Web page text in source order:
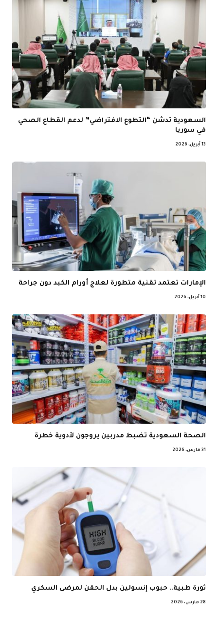
السعودية تدشن “التطوع الافتراضي” لدعم القطاع الصحي
في سوريا
13 أبريل، 2026
الإمارات تعتمد تقنية متطورة لعلاج أورام الكبد دون جراحة
10 أبريل، 2026
الصحة السعودية تضبط مدربين يروجون لأدوية خطرة
31 مارس، 2026
ثورة طبية.. حبوب إنسولين بدل الحقن لمرضى السكري
28 مارس، 2026